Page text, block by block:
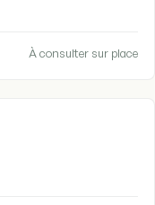
À consulter sur place